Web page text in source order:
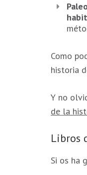
Como
historia
Y no
de la
Libros
Si os ha